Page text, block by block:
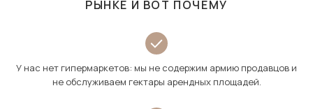
РЫНКЕ И ВОТ ПОЧЕМУ
У нас нет гипермаркетов: мы не содержим армию продавцов и
не обслуживаем гектары арендных площадей.